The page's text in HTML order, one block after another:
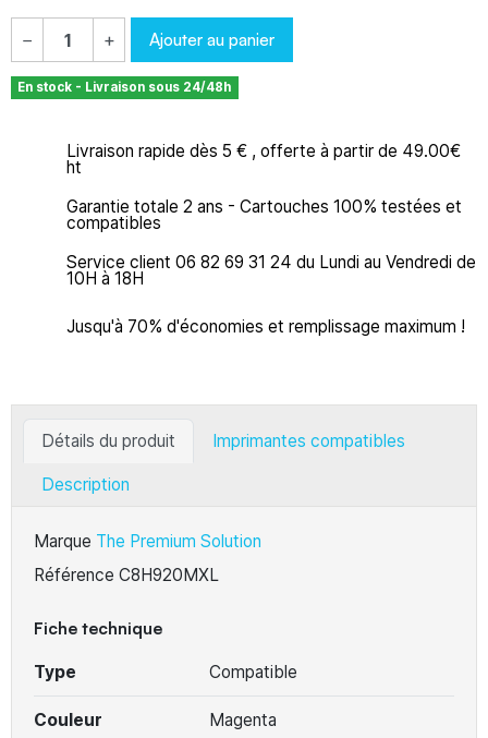
− + Ajouter au panier
En stock - Livraison sous 24/48h
Livraison rapide dès 5 € , offerte à partir de 49.00€
ht
Garantie totale 2 ans - Cartouches 100% testées et
compatibles
Service client 06 82 69 31 24 du Lundi au Vendredi de
10H à 18H
Jusqu'à 70% d'économies et remplissage maximum !
Détails du produit Imprimantes compatibles
Description
Marque The Premium Solution
Référence C8H920MXL
Fiche technique
Type Compatible
Couleur Magenta